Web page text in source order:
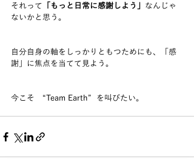
それって 「もっと日常に感謝しよう」 なんじゃ
ないかと思う。
自分自身の軸をしっかりともつためにも、「感
謝」に焦点を当てて見よう。
今こそ　“Team Earth”  を叫びたい。